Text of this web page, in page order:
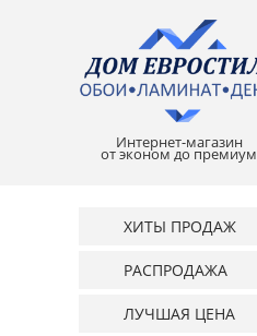
Интернет-магазин
от эконом до премиум
ХИТЫ ПРОДАЖ
РАСПРОДАЖА
ЛУЧШАЯ ЦЕНА